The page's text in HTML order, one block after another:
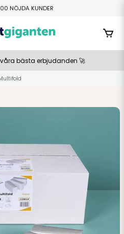
NÖJDA KUNDER
ÖVER 800 KR
I SMÅLAND
SWISH ELLER KLARNA
bästa erbjudanden 🚀